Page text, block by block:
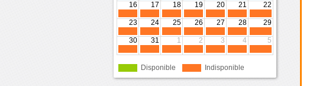
16 17 18 19 20 21 22
23 24 25 26 27 28 29
30 31 1 2 3 4 5
Disponible Indisponible